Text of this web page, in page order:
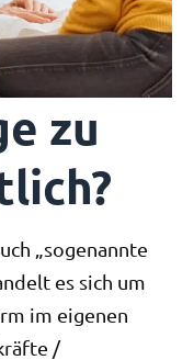
zu
„sogenannte
es sich um
im eigenen
/